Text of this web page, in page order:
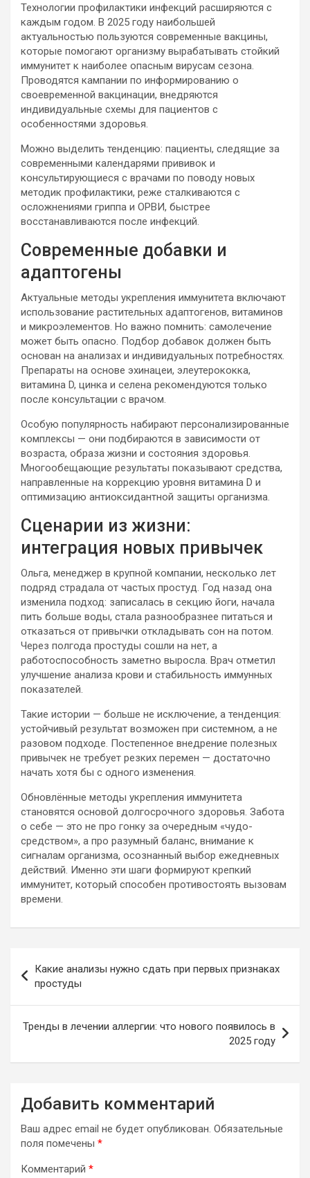
Технологии профилактики инфекций расширяются с
каждым годом. В 2025 году наибольшей
актуальностью пользуются современные вакцины,
которые помогают организму вырабатывать стойкий
иммунитет к наиболее опасным вирусам сезона.
Проводятся кампании по информированию о
своевременной вакцинации, внедряются
индивидуальные схемы для пациентов с
особенностями здоровья.
Можно выделить тенденцию: пациенты, следящие за
современными календарями прививок и
консультирующиеся с врачами по поводу новых
методик профилактики, реже сталкиваются с
осложнениями гриппа и ОРВИ, быстрее
восстанавливаются после инфекций.
Современные добавки и
адаптогены
Актуальные методы укрепления иммунитета включают
использование растительных адаптогенов, витаминов
и микроэлементов. Но важно помнить: самолечение
может быть опасно. Подбор добавок должен быть
основан на анализах и индивидуальных потребностях.
Препараты на основе эхинацеи, элеутерококка,
витамина D, цинка и селена рекомендуются только
после консультации с врачом.
Особую популярность набирают персонализированные
комплексы — они подбираются в зависимости от
возраста, образа жизни и состояния здоровья.
Многообещающие результаты показывают средства,
направленные на коррекцию уровня витамина D и
оптимизацию антиоксидантной защиты организма.
Сценарии из жизни:
интеграция новых привычек
Ольга, менеджер в крупной компании, несколько лет
подряд страдала от частых простуд. Год назад она
изменила подход: записалась в секцию йоги, начала
пить больше воды, стала разнообразнее питаться и
отказаться от привычки откладывать сон на потом.
Через полгода простуды сошли на нет, а
работоспособность заметно выросла. Врач отметил
улучшение анализа крови и стабильность иммунных
показателей.
Такие истории — больше не исключение, а тенденция:
устойчивый результат возможен при системном, а не
разовом подходе. Постепенное внедрение полезных
привычек не требует резких перемен — достаточно
начать хотя бы с одного изменения.
Обновлённые методы укрепления иммунитета
становятся основой долгосрочного здоровья. Забота
о себе — это не про гонку за очередным «чудо-
средством», а про разумный баланс, внимание к
сигналам организма, осознанный выбор ежедневных
действий. Именно эти шаги формируют крепкий
иммунитет, который способен противостоять вызовам
времени.
по
записям
Какие анализы нужно сдать при первых признаках
простуды
Тренды в лечении аллергии: что нового появилось в
2025 году
Добавить комментарий
Ваш адрес email не будет опубликован. Обязательные
поля помечены *
Комментарий *